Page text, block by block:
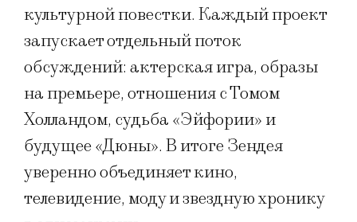
культурной повестки. Каждый проект
запускает отдельный поток
обсуждений: актерская игра, образы
на премьере, отношения с Томом
Холландом, судьба «Эйфории» и
будущее «Дюны». В итоге Зендея
уверенно объединяет кино,
телевидение, моду и звездную хронику